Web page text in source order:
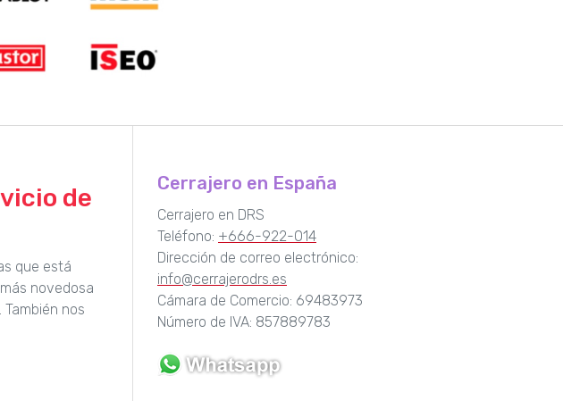
de
que está
novedosa
nos
Cerrajero en España
Cerrajero en DRS
Teléfono: +666-922-014
Dirección de correo electrónico:
info@cerrajerodrs.es
Cámara de Comercio: 69483973
Número de IVA: 857889783